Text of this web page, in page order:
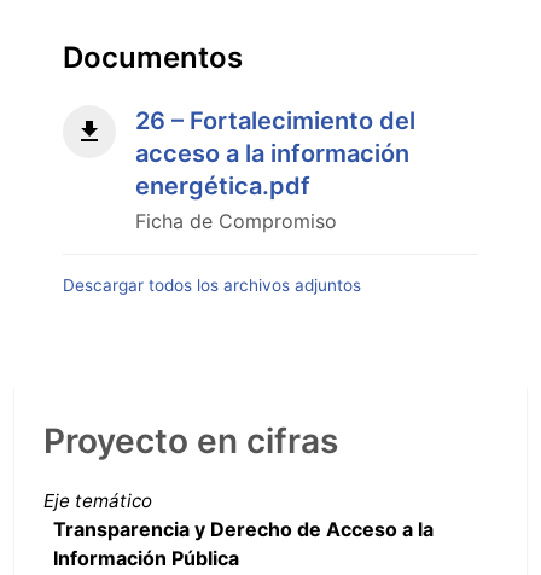
Documentos
26 – Fortalecimiento del
acceso a la información
energética.pdf
Ficha de Compromiso
Descargar todos los archivos adjuntos
Proyecto en cifras
Eje temático
Transparencia y Derecho de Acceso a la
Información Pública